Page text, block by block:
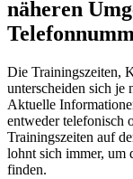
näheren
Die Trainingszeiten,
unterscheiden sich je
Aktuelle
entweder telefonisch
Trainingszeiten auf
lohnt sich immer, um
finden.